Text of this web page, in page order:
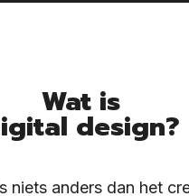
Wat is
design?
niets anders dan het